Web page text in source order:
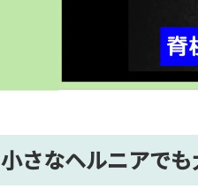
小さなヘルニアで